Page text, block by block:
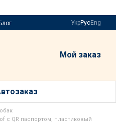
Блог
УкрРусEng
Мой заказ
с QR паспортом, пластиковый